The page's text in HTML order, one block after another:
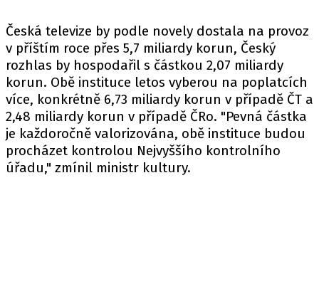
Česká televize by podle novely dostala na provoz
v příštím roce přes 5,7 miliardy korun, Český
rozhlas by hospodařil s částkou 2,07 miliardy
korun. Obě instituce letos vyberou na poplatcích
více, konkrétně 6,73 miliardy korun v případě ČT a
2,48 miliardy korun v případě ČRo. "Pevná částka
je každoročně valorizována, obě instituce budou
procházet kontrolou Nejvyššího kontrolního
úřadu," zmínil ministr kultury.